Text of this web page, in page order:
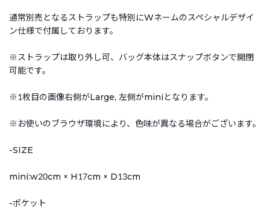
通常別売となるストラップも特別にWネームのスペシャルデザイ
ン仕様で付属しております。
※ストラップは取り外し可、バッグ本体はスナップボタンで開閉
可能です。
※1枚目の画像右側がLarge, 左側がminiとなります。
※お使いのブラウザ環境により、色味が異なる場合がございます。
-SIZE
mini:w20cm × H17cm × D13cm
-ポケット